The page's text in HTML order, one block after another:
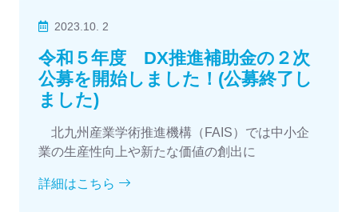
2023.10. 2
令和５年度 DX推進補助金の２次
公募を開始しました！(公募終了し
ました)
北九州産業学術推進機構（FAIS）では中小企
業の生産性向上や新たな価値の創出に
詳細はこちら